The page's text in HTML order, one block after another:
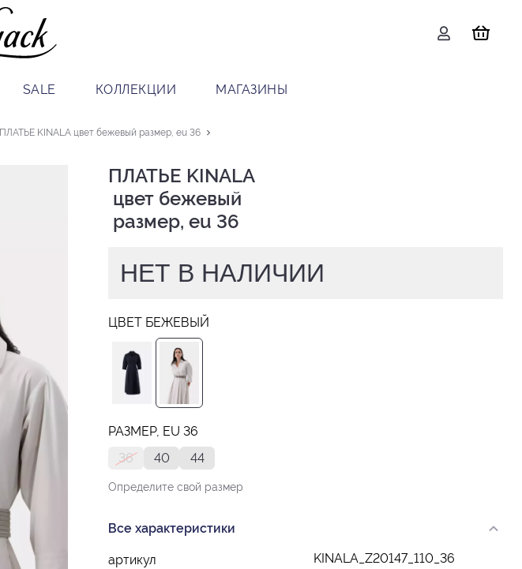
SALE КОЛЛЕКЦИИ МАГАЗИНЫ
ПЛАТЬЕ KINALA цвет бежевый размер, eu 36
ПЛАТЬЕ KINALA
размер, eu 36
НЕТ В НАЛИЧИИ
ЦВЕТ БЕЖЕВЫЙ
РАЗМЕР, EU 36
36
40 44
Определите свой размер
Все характеристики
артикул
KINALA_Z20147_110_36